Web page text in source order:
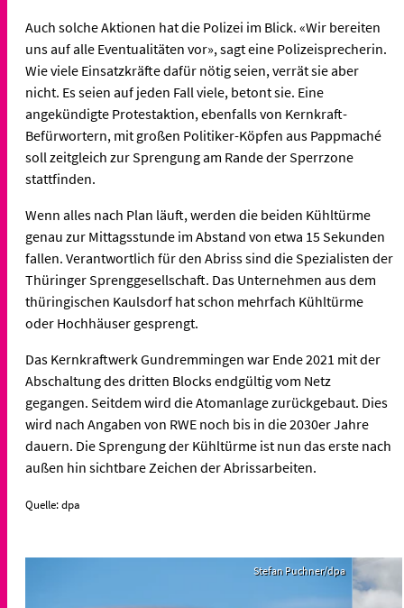
Auch solche Aktionen hat die Polizei im Blick. «Wir bereiten
uns auf alle Eventualitäten vor», sagt eine Polizeisprecherin.
Wie viele Einsatzkräfte dafür nötig seien, verrät sie aber
nicht. Es seien auf jeden Fall viele, betont sie. Eine
angekündigte Protestaktion, ebenfalls von Kernkraft-
Befürwortern, mit großen Politiker-Köpfen aus Pappmaché
soll zeitgleich zur Sprengung am Rande der Sperrzone
stattfinden.
Wenn alles nach Plan läuft, werden die beiden Kühltürme
genau zur Mittagsstunde im Abstand von etwa 15 Sekunden
fallen. Verantwortlich für den Abriss sind die Spezialisten der
Thüringer Sprenggesellschaft. Das Unternehmen aus dem
thüringischen Kaulsdorf hat schon mehrfach Kühltürme
oder Hochhäuser gesprengt.
Das Kernkraftwerk Gundremmingen war Ende 2021 mit der
Abschaltung des dritten Blocks endgültig vom Netz
gegangen. Seitdem wird die Atomanlage zurückgebaut. Dies
wird nach Angaben von RWE noch bis in die 2030er Jahre
dauern. Die Sprengung der Kühltürme ist nun das erste nach
außen hin sichtbare Zeichen der Abrissarbeiten.
Quelle: dpa
Stefan Puchner/dpa